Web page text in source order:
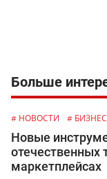
Больше
# НОВОСТИ # БИЗНЕС
Новые
отечественных
маркетплейсах